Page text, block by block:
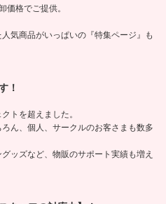
価格でご提供。
気商品がいっぱいの『特集ページ』も
！
トを超えました。
ん、個人、サークルのお客さまも数多
ッズなど、物販のサポート実績も増え